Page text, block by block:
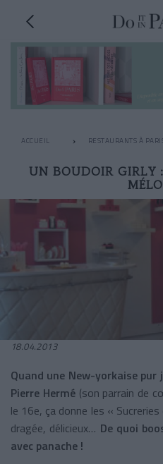
ACCUEIL RESTAURANTS À
UN BOUDOIR GIRLY
18.04.2013
Quand une New-yorkaise
Pierre Hermé(son parrain de
le 16e, ça donne les «
dragée, délicieux… De quoi
avec panache !